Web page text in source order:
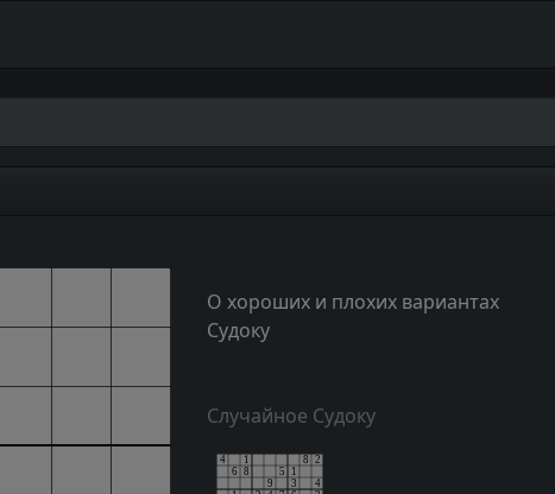
О хороших и плохих вариантах
Судоку
Случайное Судоку